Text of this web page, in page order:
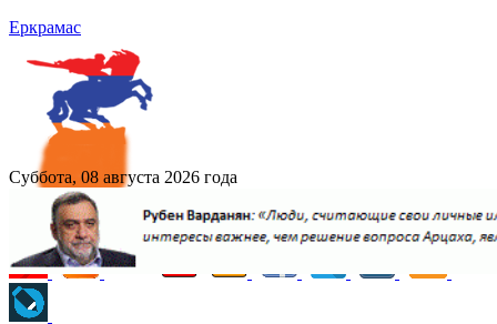
Еркрамас
Суббота, 08 августа 2026 года